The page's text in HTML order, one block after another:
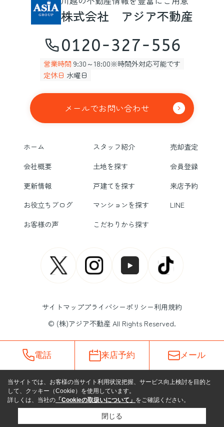
株式会社 アジア不動産
0120-327-556
営業時間 9:30～18:00※時間外対応可能です
定休日 水曜日
メールでお問い合わせ
ホーム スタッフ紹介
売却査定
会社概要
土地を探す
会員登録
更新情報
戸建てを探す
来店予約
お役立ちブログ
マンションを探す
LINE
お客様の声
こだわりから探す
サイトマッププライバシーポリシー利用規約
© (株)アジア不動産 All Rights Reserved.
電話 来店予約 メール
当サイトでは、お客様の当サイト利用状況把握、サービス向上検討を目的と
して、クッキー（Cookie）を使用しています。
詳しくは、当社の 「Cookieの取扱いについて」 をご確認ください。
閉じる